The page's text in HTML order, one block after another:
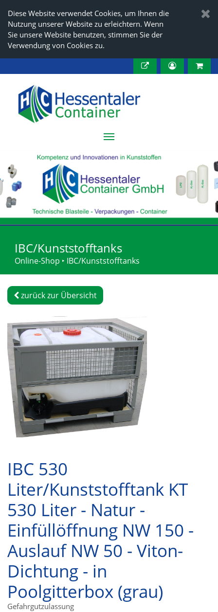
Diese Website verwendet Cookies, um Ihnen die
Nutzung unserer Website zu erleichtern. Wenn
Sie unsere Website benutzen, stimmen Sie der
Verwendung von Cookies zu.
IBC/Kunststofftanks
Online-Shop ‣ IBC/Kunststofftanks
zurück zur Übersicht
IBC 530
Liter/Kunststofftank KT
530 Liter - Natur -
Einfüllöffnung NW 150 -
Auslauf NW 50 - Viton-
Dichtung - in
Poolgitterbox (grau)
Gefahrgutzulassung